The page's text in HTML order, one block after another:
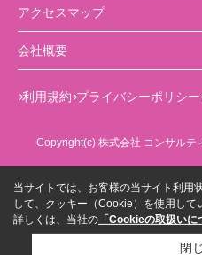
アクセスマップ
会社概要
利用規約 プライバシーポリシー
Copyright(c) 株式会社 コンサル
当サイトでは、お客様の当サイト利用
して、クッキー（Cookie）を使用して
詳しくは、当社の 「Cookieの取扱いに
閉